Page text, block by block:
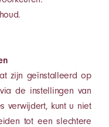
zijn geïnstalleerd op
de instellingen van
verwijdert, kunt u niet
tot een slechtere